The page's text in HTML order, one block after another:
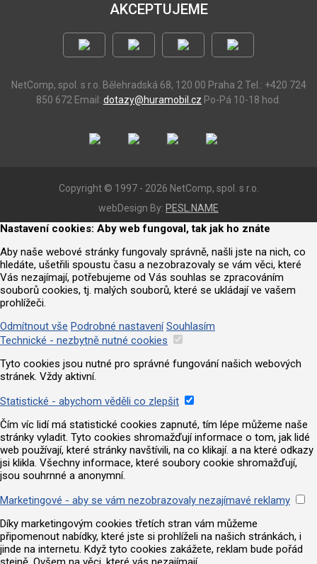
AKCEPTUJEME
NetComp, spol. s r.o. Bělehradská 68, 120 00 Praha 2 Tel.: +420 724
850 672 Email: dotazy@huramobil.cz Po-Pá 10-18 hod.
Copyright © 1997 - 2026 NetComp, spol. s r.o.
webDesign By: PESL.NAME
Nastavení cookies: Aby web fungoval, tak jak ho znáte
Aby naše webové stránky fungovaly správně, našli jste na nich, co
hledáte, ušetřili spoustu času a nezobrazovaly se vám věci, které
Vás nezajímají, potřebujeme od Vás souhlas se zpracováním
souborů cookies, tj. malých souborů, které se ukládají ve vašem
prohlížeči.
Odmítnout vše Podrobné nastavení Souhlasím
Technické - nezbytně nutné cookies
Tyto cookies jsou nutné pro správné fungování našich webových
stránek. Vždy aktivní.
Statistické - abychom věděli co zlepšit
Čím víc lidí má statistické cookies zapnuté, tím lépe můžeme naše
stránky vyladit. Tyto cookies shromažďují informace o tom, jak lidé
web používají, které stránky navštívili, na co klikají. a na které odkazy
jsi klikla. Všechny informace, které soubory cookie shromažďují,
jsou souhrnné a anonymní.
Marketingové - aby se vám nezobrazovaly nezajímavé reklamy
Díky marketingovým cookies třetích stran vám můžeme
připomenout nabídky, které jste si prohlíželi na našich stránkách, i
jinde na internetu. Když tyto cookies zakážete, reklam bude pořád